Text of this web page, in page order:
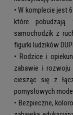
• W komplecie jest
które pobudzają
samochodzik z
figurki ludzików
• Rodzice i
zabawie i rozwoju
ciesząc się z
pomysłowych
• Bezpieczne,